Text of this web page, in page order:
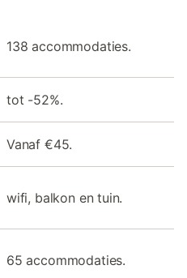
138 accommodaties.
tot -52%.
Vanaf €45.
wifi, balkon en tuin.
65 accommodaties.